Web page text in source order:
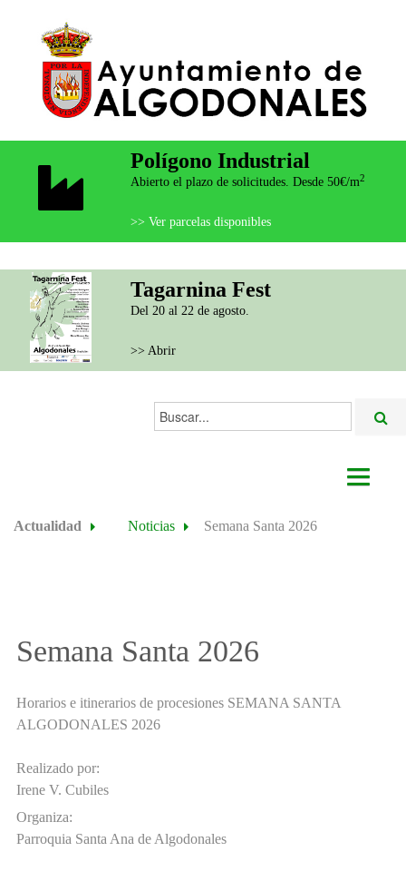
Polígono Industrial
Abierto el plazo de solicitudes. Desde 50€/m2
>> Ver parcelas disponibles
Tagarnina Fest
Del 20 al 22 de agosto.
>> Abrir
Buscar...
AYUNTAMIENTO
Actualidad Noticias Semana Santa 2026
Semana Santa 2026
Horarios e itinerarios de procesiones SEMANA SANTA
ALGODONALES 2026
Realizado por:
Irene V. Cubiles
Organiza:
Parroquia Santa Ana de Algodonales